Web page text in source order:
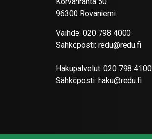
96300 Rovaniemi
Vaihde: 020 798 4000
Sähköposti: redu@redu.fi
Hakupalvelut: 020 798 4100
Sähköposti: haku@redu.fi